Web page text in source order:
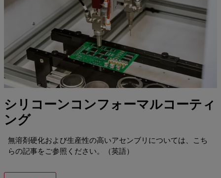
シリコーンコンフォーマルコーティ
ング
無溶剤硬化および生産性の高いアセンブリについては、こち
らの記事をご参照ください。（英語）